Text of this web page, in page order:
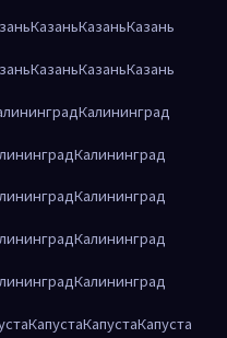
КазаньКазаньКазань
КазаньКазаньКазань
Калининград
Калининград
Калининград
Калининград
Калининград
КапустаКапустаКапуста